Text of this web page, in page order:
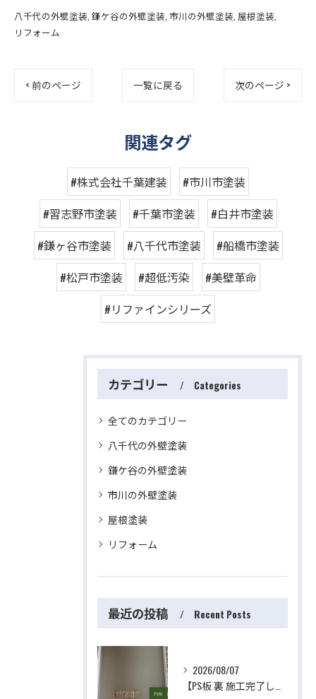
八千代の外壁塗装 鎌ケ谷の外壁塗装 市川の外壁塗装 屋根塗装
リフォーム
< 前のページ 一覧に戻る 次のページ >
関連タグ
#株式会社千葉建装
#市川市塗装
#習志野市塗装
#千葉市塗装
#白井市塗装
#鎌ヶ谷市塗装
#八千代市塗装
#船橋市塗装
#松戸市塗装
#超低汚染
#美壁革命
#リファインシリーズ
カテゴリー Categories
全てのカテゴリー
八千代の外壁塗装
鎌ケ谷の外壁塗装
市川の外壁塗装
屋根塗装
リフォーム
最近の投稿 Recent Posts
2026/08/07